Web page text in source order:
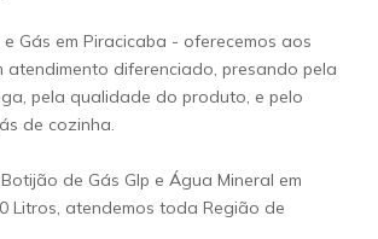
Gás em Piracicaba - oferecemos aos
atendimento diferenciado, presando pela
pela qualidade do produto, e pelo
de cozinha.
de Gás Glp e Água Mineral em
Litros, atendemos toda Região de